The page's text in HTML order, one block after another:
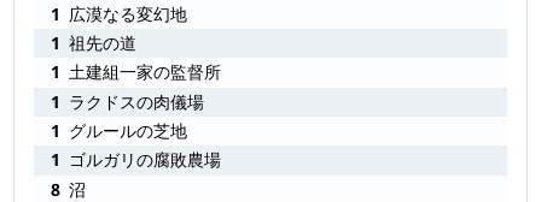
1 広漠なる変幻地
1 祖先の道
1 土建組一家の監督所
1 ラクドスの肉儀場
1 グルールの芝地
1 ゴルガリの腐敗農場
8 沼